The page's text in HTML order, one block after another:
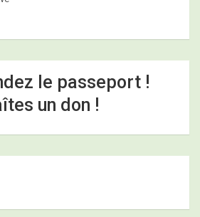
le passeport !
un don !